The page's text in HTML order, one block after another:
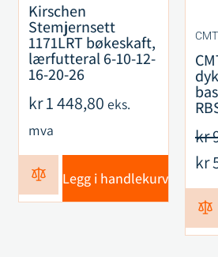
Kirschen
Stemjernsett
1171LRT bøkeskaft,
lærfutteral 6-10-12-
16-20-26
kr1 448,80 eks.
mva
Legg i handlekurv
kr
kr